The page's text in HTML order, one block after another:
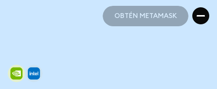
OBTÉN METAMASK